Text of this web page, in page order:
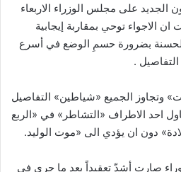
الجديد على مجلس الوزراء الاربعاء
الاجواء توحي بمقاربة إيجابية
بضرورة حسمِ الوضع في أسرع
.
وتجاوز الجميع «شياطين» التفاصيل
احد الاطراف «التشاطر» في «الربع
دون ان يؤدي الى «موت الوليد.
صارت أشدّ تعقيداً بعد ما جرى في